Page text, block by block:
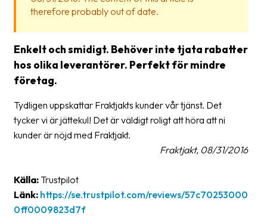
What
Help?
FAQ
Glossary
Packing
documents
Printer
settings
therefore probably out of date.
Enkelt och smidigt. Behöver inte tjata rabatter
hos olika leverantörer. Perfekt för mindre
företag.
Tydligen uppskattar Fraktjakts kunder vår tjänst. Det
tycker vi är jättekul! Det är väldigt roligt att höra att ni
kunder är nöjd med Fraktjakt.
Fraktjakt, 08/31/2016
Källa: Trustpilot
Länk: https://se.trustpilot.com/reviews/57c70253000
0ff0009823d7f